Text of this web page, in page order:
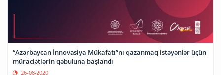
“Azərbaycan İnnovasiya Mükafatı”nı qazanmaq istəyənlər üçün
müraciətlərin qəbuluna başlandı
26-08-2020